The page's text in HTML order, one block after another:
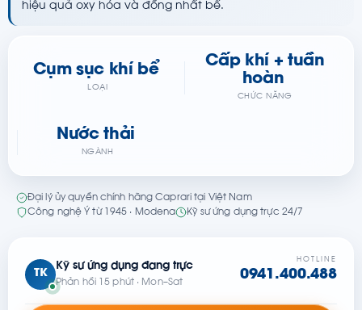
hiệu quả oxy hóa và đồng nhất bể.
Cụm sục khí bể
LOẠI
Cấp khí + tuần
hoàn
CHỨC NĂNG
Nước thải
NGÀNH
Đại lý ủy quyền chính hãng Caprari tại Việt Nam
Công nghệ Ý từ 1945 · Modena
Kỹ sư ứng dụng trực 24/7
TK
Kỹ sư ứng dụng đang trực
Phản hồi 15 phút · Mon–Sat
HOTLINE
0941.400.488